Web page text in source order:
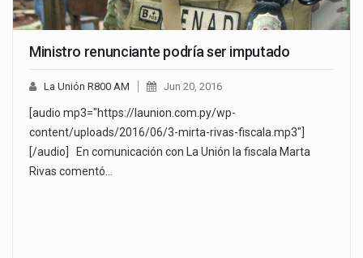
Ministro renunciante podría ser imputado
La Unión R800 AM Jun 20, 2016
[audio mp3="https://launion.com.py/wp-
content/uploads/2016/06/3-mirta-rivas-fiscala.mp3"]
[/audio] En comunicación con La Unión la fiscala Marta
Rivas comentó…